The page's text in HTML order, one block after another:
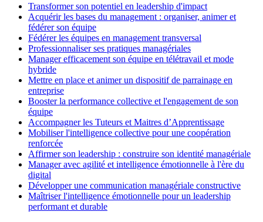
Transformer son potentiel en leadership d'impact
Acquérir les bases du management : organiser, animer et
fédérer son équipe
Fédérer les équipes en management transversal
Professionnaliser ses pratiques managériales
Manager efficacement son équipe en télétravail et mode
hybride
Mettre en place et animer un dispositif de parrainage en
entreprise
Booster la performance collective et l'engagement de son
équipe
Accompagner les Tuteurs et Maitres d’Apprentissage
Mobiliser l'intelligence collective pour une coopération
renforcée
Affirmer son leadership : construire son identité managériale
Manager avec agilité et intelligence émotionnelle à l'ère du
digital
Développer une communication managériale constructive
Maîtriser l'intelligence émotionnelle pour un leadership
performant et durable